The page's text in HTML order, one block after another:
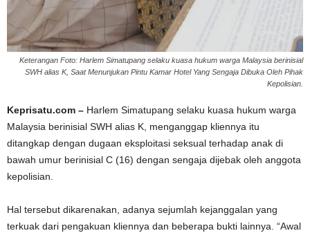
Keterangan Foto: Harlem Simatupang selaku kuasa hukum warga Malaysia berinisial
SWH alias K, Saat Menunjukan Pintu Kamar Hotel Yang Sengaja Dibuka Oleh Pihak
Kepolisian.
Keprisatu.com – Harlem Simatupang selaku kuasa hukum warga
Malaysia berinisial SWH alias K, menganggap kliennya itu
ditangkap dengan dugaan eksploitasi seksual terhadap anak di
bawah umur berinisial C (16) dengan sengaja dijebak oleh anggota
kepolisian.
Hal tersebut dikarenakan, adanya sejumlah kejanggalan yang
terkuak dari pengakuan kliennya dan beberapa bukti lainnya. “Awal